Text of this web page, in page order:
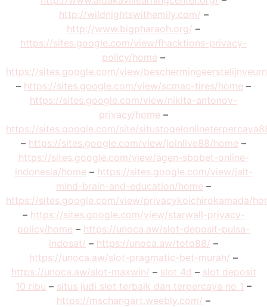
http://wildnightswithemily.com/ –
http://www.bigpharaoh.org/ –
https://sites.google.com/view/fhacktions-privacy-
policy/home –
https://sites.google.com/view/
– https://sites.google.com/view/scmac-tires/home –
https://sites.google.com/view/nikita-antonov-
privacy/home –
https://sites.google.com/site/
– https://sites.google.com/view/joinlive88/home –
https://sites.google.com/view/agen-sbobet-online-
indonesia/home – https://sites.google.com/view/jalt-
mind-brain-and-education/home –
https://sites.google.com/view/privacykoichirokamada/
– https://sites.google.com/view/starwall-privacy-
policy/home – https://unoca.aw/slot-deposit-pulsa-
indosat/ – https://unoca.aw/toto88/ –
https://unoca.aw/slot-pragmatic-bet-murah/ –
https://unoca.aw/slot-maxwin/ – slot 4d – slot deposit
10 ribu – situs judi slot terbaik dan terpercaya no 1 –
https://mschangart.weebly.com/ –